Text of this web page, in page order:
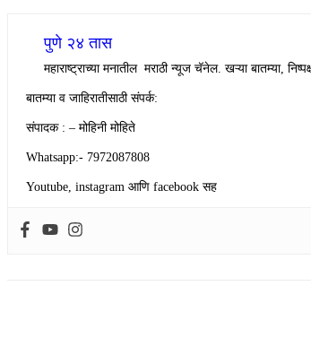
पुणे २४ तास
महाराष्ट्राच्या मनातील मराठी न्यूज चॅनेल. खऱ्या बातम्या,
बातम्या व जाहिरातीसाठी संपर्क:
संपादक : – मोहिनी मोहिते
Whatsapp:- 7972087808
Youtube, instagram आणि facebook सह